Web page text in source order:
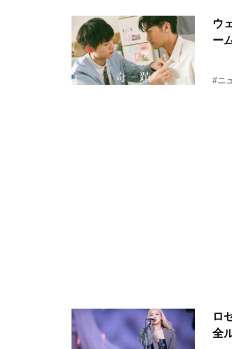
ウ
ー
#ニ
ロ
全